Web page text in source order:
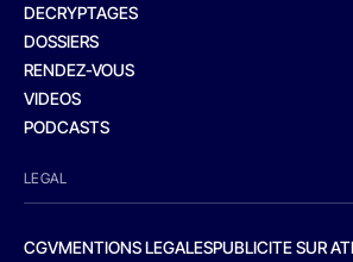
DECRYPTAGES
DOSSIERS
RENDEZ-VOUS
VIDEOS
PODCASTS
LEGAL
CGVMENTIONS LEGALESPUBLICITE SUR